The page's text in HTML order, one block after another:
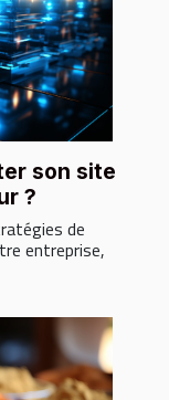
son site
?
de
entreprise,